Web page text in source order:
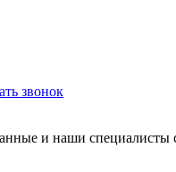
звонок
и наши